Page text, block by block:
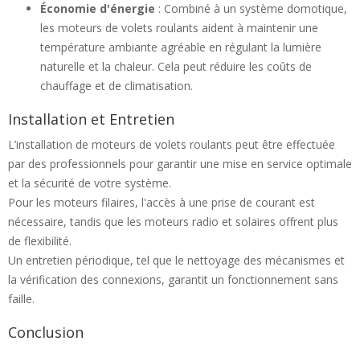
Économie d'énergie : Combiné à un système domotique,
les moteurs de volets roulants aident à maintenir une
température ambiante agréable en régulant la lumière
naturelle et la chaleur. Cela peut réduire les coûts de
chauffage et de climatisation.
Installation et Entretien
L’installation de moteurs de volets roulants peut être effectuée
par des professionnels pour garantir une mise en service optimale
et la sécurité de votre système.
Pour les moteurs filaires, l'accès à une prise de courant est
nécessaire, tandis que les moteurs radio et solaires offrent plus
de flexibilité.
Un entretien périodique, tel que le nettoyage des mécanismes et
la vérification des connexions, garantit un fonctionnement sans
faille.
Conclusion